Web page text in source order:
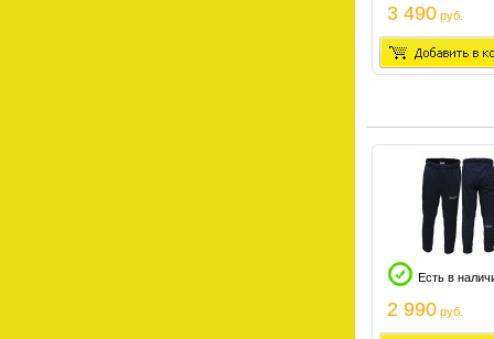
3 490 руб.
Есть в
2 990 руб.